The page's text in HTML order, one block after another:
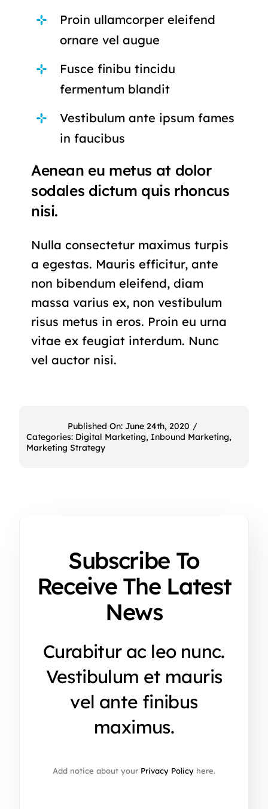
Proin ullamcorper eleifend
ornare vel augue
Fusce finibu tincidu
fermentum blandit
Vestibulum ante ipsum fames
in faucibus
Aenean eu metus at dolor
sodales dictum quis rhoncus
nisi.
Nulla consectetur maximus turpis
a egestas. Mauris efficitur, ante
non bibendum eleifend, diam
massa varius ex, non vestibulum
risus metus in eros. Proin eu urna
vitae ex feugiat interdum. Nunc
vel auctor nisi.
Published On: June 24th, 2020 /
Categories: Digital Marketing, Inbound Marketing,
Marketing Strategy
Subscribe To
Receive The Latest
News
Curabitur ac leo nunc.
Vestibulum et mauris
vel ante finibus
maximus.
Add notice about your Privacy Policy here.